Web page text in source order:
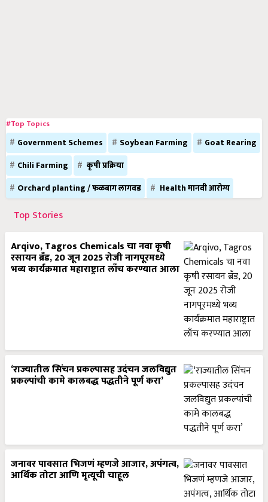
#Top Topics
Government Schemes Soybean Farming
Goat Rearing
Chili Farming
कृषी प्रक्रिया
Orchard planting / फळबाग लागवड
Health मानवी आरोग्य
Top Stories
Arqivo, Tagros Chemicals चा नवा कृषी
रसायन ब्रँड, 20 जून 2025 रोजी नागपूरमध्ये
भव्य कार्यक्रमात महाराष्ट्रात लाँच करण्यात आला
‘राज्यातील सिंचन प्रकल्पासह उदंचन जलविद्युत
प्रकल्पांची कामे कालबद्ध पद्धतीने पूर्ण करा’
जनावर पावसात भिजणं म्हणजे आजार, अपंगत्व,
आर्थिक तोटा आणि मृत्यूची चाहूल